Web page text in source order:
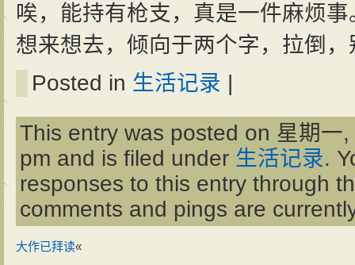
唉，能持有枪支，真是一件麻烦事
想来想去，倾向于两个字，拉倒
Posted in 生活记录 |
This entry was posted on 星期
pm and is filed under 生活记录.
responses to this entry through
comments and pings are
大作已拜读«